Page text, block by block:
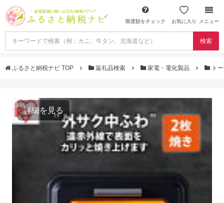
限度額をチェック お気に入り メニュー
検索
ふるさと納税ナビ TOP 返礼品検索 家電・電化製品 ト
詳細を見る